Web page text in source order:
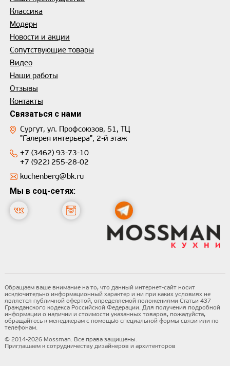
Классика
Модерн
Новости и акции
Сопутствующие товары
Видео
Наши работы
Отзывы
Контакты
Связаться с нами
Сургут, ул. Профсоюзов, 51, ТЦ
"Галерея интерьера", 2-й этаж
+7 (3462) 93-73-10
+7 (922) 255-28-02
kuchenberg@bk.ru
Мы в соц-сетях:
Обращаем ваше внимание на то, что данный интернет-сайт носит
исключительно информационный характер и ни при каких условиях не
является публичной офертой, определяемой положениями Статьи 437
Гражданского кодекса Российской Федерации. Для получения подробной
информации о наличии и стоимости указанных товаров, пожалуйста,
обращайтесь к менеджерам с помощью специальной формы связи или по
телефонам.
© 2014-2026 Mossman. Все права защищены.
Приглашаем к сотрудничеству дизайнеров и архитекторов